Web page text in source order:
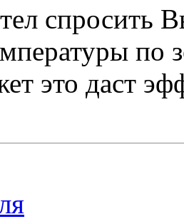
спросить
по
это даст